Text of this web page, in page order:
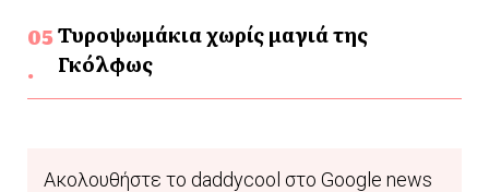
Τυροψωμάκια χωρίς μαγιά της
Γκόλφως
Ακολουθήστε το daddycool στο Google news